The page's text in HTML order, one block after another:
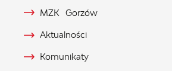
MZK Gorzów
Aktualności
Komunikaty